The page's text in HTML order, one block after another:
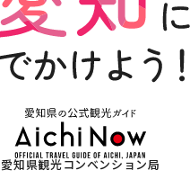
愛知県観光コンベンション局